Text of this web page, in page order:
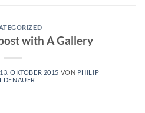
with A Gallery
13. OKTOBER 2015 VON PHILIP